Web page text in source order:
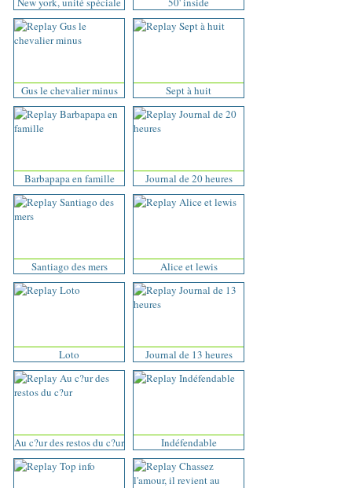
Gus le chevalier minus Sept à huit
Barbapapa en famille Journal de 20 heures
Santiago des mers Alice et lewis
Loto Journal de 13 heures
Au c?ur des restos du c?ur Indéfendable